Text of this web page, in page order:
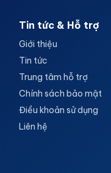
Tin tức & Hỗ trợ
Giới thiệu
Tin tức
Trung tâm hỗ trợ
Chính sách bảo mật
Điều khoản sử dụng
Liên hệ